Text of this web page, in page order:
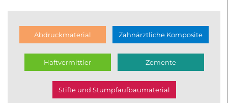
Abdruckmaterial Zahnärztliche Komposite
Haftvermittler Zemente
Stifte und Stumpfaufbaumaterial